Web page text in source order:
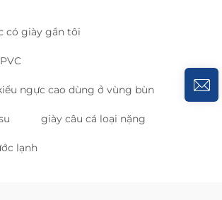
có giày gần tôi
ngực cao dùng ở vùng bùn
giày câu cá loại nặng
lạnh